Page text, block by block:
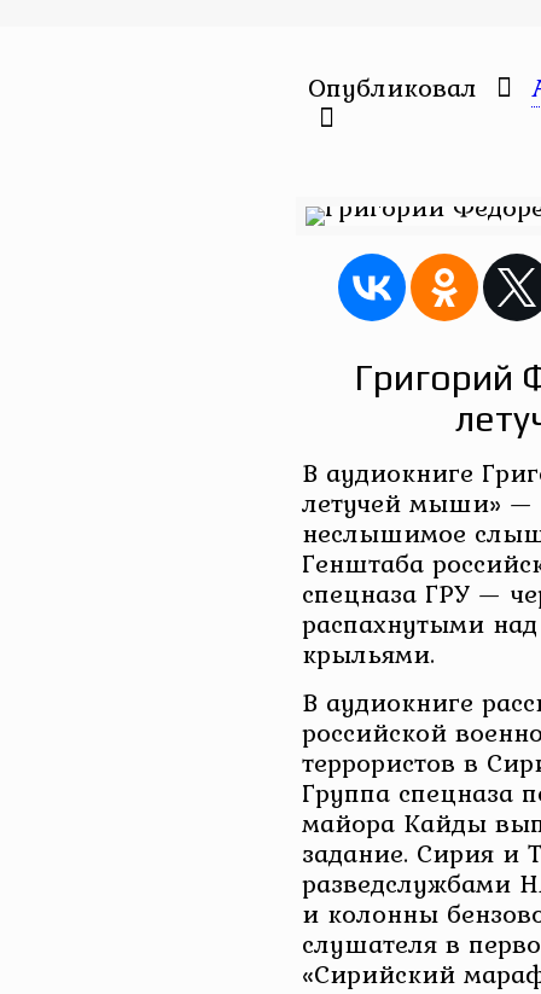
Опубликовал
Григорий
В аудиокниге
летучей мыши» —
неслышимое
Генштаба
спецназа ГРУ —
распахнутыми
крыльями.
В аудиокниге
российской
террористов в
Группа спецназа
майора Кайды
задание. Сирия и
разведслужбами
и колонны
слушателя в
«Сирийский